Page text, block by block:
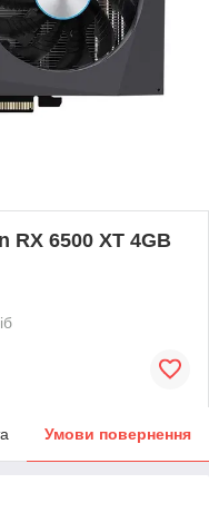
RX 6500 XT 4GB
Умови повернення